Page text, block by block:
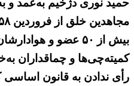
بیش از ۵۰ عضو و
کمیته‌چی‌ها و چماقداران
رأی ندادن به قانون